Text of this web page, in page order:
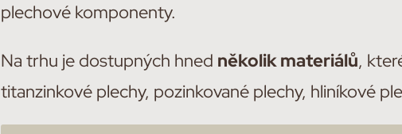
plechové komponenty.
Na trhu je dostupných hned několik materiálů,
titanzinkové plechy, pozinkované plechy, hliníkové